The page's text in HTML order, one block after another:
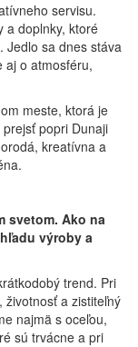
servisu.
a doplnky, ktoré
Jedlo sa dnes stáva
aj o atmosféru,
meste, ktorá je
popri Dunaji
kreatívna a
svetom. Ako na
výroby a
trend. Pri
životnosť a zistiteľný
najmä s oceľou,
sú trvácne a pri